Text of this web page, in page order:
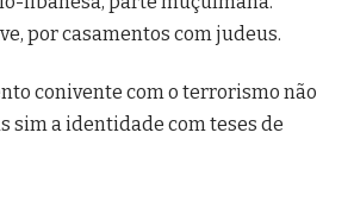
por casamentos com judeus.
conivente com o terrorismo não
sim a identidade com teses de